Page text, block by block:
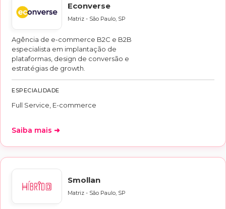
Econverse
Matriz - São Paulo, SP
Agência de e-commerce B2C e B2B
especialista em implantação de
plataformas, design de conversão e
estratégias de growth.
ESPECIALIDADE
Full Service, E-commerce
Saiba mais ➜
Smollan
Matriz - São Paulo, SP